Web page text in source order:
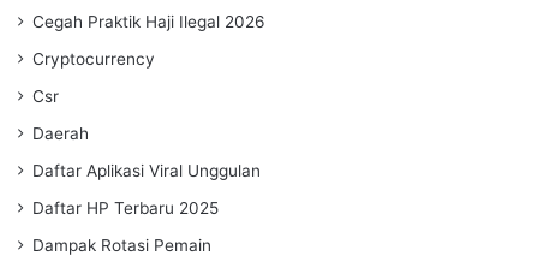
Cegah Praktik Haji Ilegal 2026
Cryptocurrency
Csr
Daerah
Daftar Aplikasi Viral Unggulan
Daftar HP Terbaru 2025
Dampak Rotasi Pemain